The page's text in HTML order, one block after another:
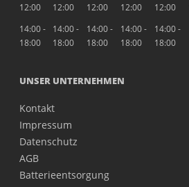
12:00
12:00
12:00
12:00
12:00
14:00 -
18:00
14:00 -
18:00
14:00 -
18:00
14:00 -
18:00
14:00 -
18:00
UNSER UNTERNEHMEN
Kontakt
Impressum
Datenschutz
AGB
Batterieentsorgung